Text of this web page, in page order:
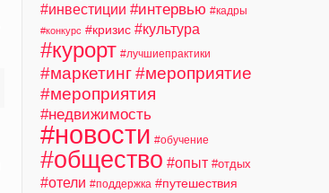
#инвестиции #интервью #кадры
#конкурс #кризис #культура
#курорт #лучшиепрактики
#маркетинг #мероприятие
#мероприятия
#недвижимость
#новости #обучение
#общество #опыт #отдых
#отели #поддержка #путешествия